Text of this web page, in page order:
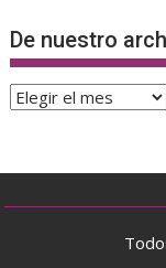
De nuestro
De